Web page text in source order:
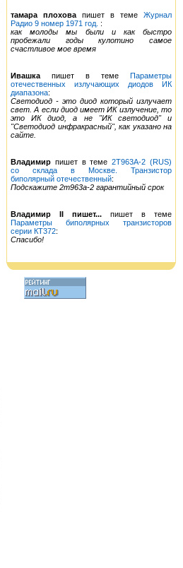
тамара плохова пишет в теме Журнал
Радио 9 номер 1971 год. :
как молоды мы были и как быстро
пробежали годы кулотино самое
счастливое мое время
Ивашка пишет в теме Параметры
отечественных излучающих диодов ИК
диапазона:
Светодиод - это диод который излучает
свет. А если диод имеет ИК излучение, то
это ИК диод, а не "ИК светодиод" и
"Светодиод инфракрасный", как указано на
сайте.
Владимир пишет в теме2Т963А-2 (RUS)
со склада в Москве. Транзистор
биполярный отечественный:
Подскажите 2т963а-2 гарантийный срок
Владимир II пишет... пишет в теме
Параметры биполярных транзисторов
серии КТ372:
Спасибо!